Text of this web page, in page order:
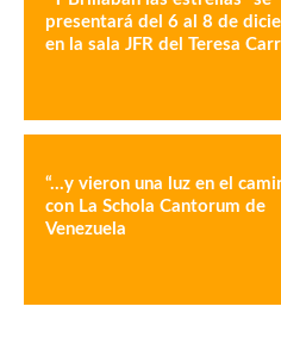
presentará del 6 al 8 de
en la sala JFR del Teresa
“…y vieron una luz en el
con La Schola Cantorum de
Venezuela